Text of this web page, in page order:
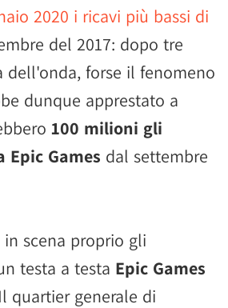
2020 i ricavi più bassi di
del 2017: dopo tre
dell'onda, forse il fenomeno
dunque apprestato a
100 milioni gli
Games dal settembre
in scena proprio gli
testa a testa Epic Games
quartier generale di